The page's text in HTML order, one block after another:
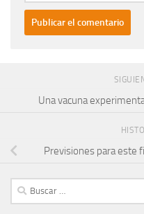
Una vacuna
Previsiones para este
Buscar: